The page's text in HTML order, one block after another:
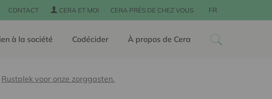
CONTACT CERA ET MOI CERA PRÈS DE CHEZ VOUS FR
à la société Codécider À propos de Cera
Rustplek voor onze zorggasten.